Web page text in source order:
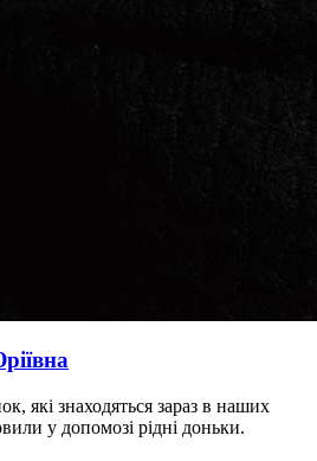
які знаходяться зараз в наших
у допомозі рідні доньки.